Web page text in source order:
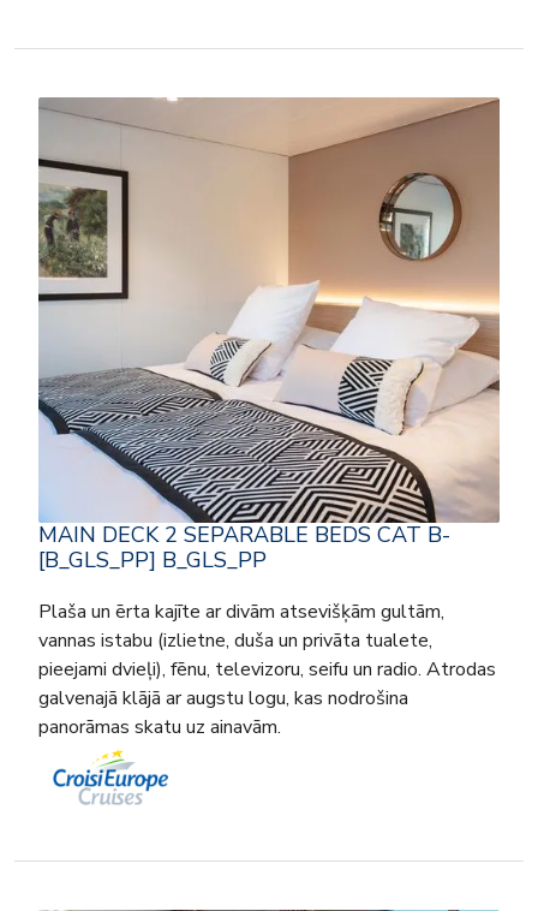
MAIN DECK 2 SEPARABLE BEDS CAT B-
[B_GLS_PP] B_GLS_PP
Plaša un ērta kajīte ar divām atsevišķām gultām,
vannas istabu (izlietne, duša un privāta tualete,
pieejami dvieļi), fēnu, televizoru, seifu un radio. Atrodas
galvenajā klājā ar augstu logu, kas nodrošina
panorāmas skatu uz ainavām.